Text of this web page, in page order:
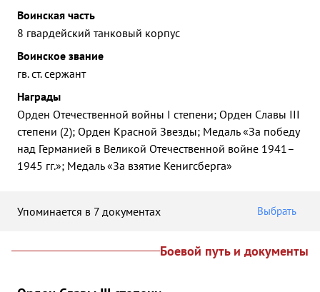
Воинская часть
8 гвардейский танковый корпус
Воинское звание
гв. ст. сержант
Награды
Орден Отечественной войны I степени; Орден Славы III
степени (2); Орден Красной Звезды; Медаль «За победу
над Германией в Великой Отечественной войне 1941–
1945 гг.»; Медаль «За взятие Кенигсберга»
Упоминается в 7 документах Выбрать
Боевой путь и документы